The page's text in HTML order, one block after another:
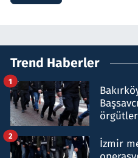
Trend Haberler
1
İzmir
2